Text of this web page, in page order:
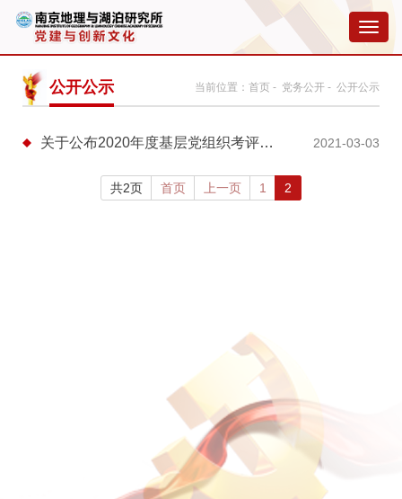
切
换
航
公开公示 当前位置： 首页 - 党务公开 - 公开公示
关于公布2020年度基层党组织考评结果的通知 2021-03-03
共2页 首页 上一页 1 2